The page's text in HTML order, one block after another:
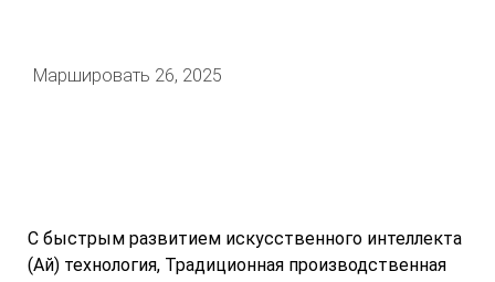
Маршировать 26, 2025
С быстрым развитием искусственного интеллекта
(Ай) технология, Традиционная производственная